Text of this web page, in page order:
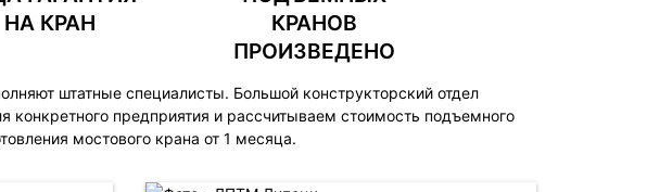
НА КРАН
КРАНОВ
ПРОИЗВЕДЕНО
штатные специалисты. Большой конструкторский отдел
предприятия и рассчитываем стоимость подъемного
мостового крана от 1 месяца.